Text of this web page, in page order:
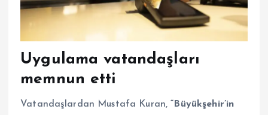
Uygulama vatandaşları
memnun etti
Vatandaşlardan Mustafa Kuran,“Büyükşehir’in